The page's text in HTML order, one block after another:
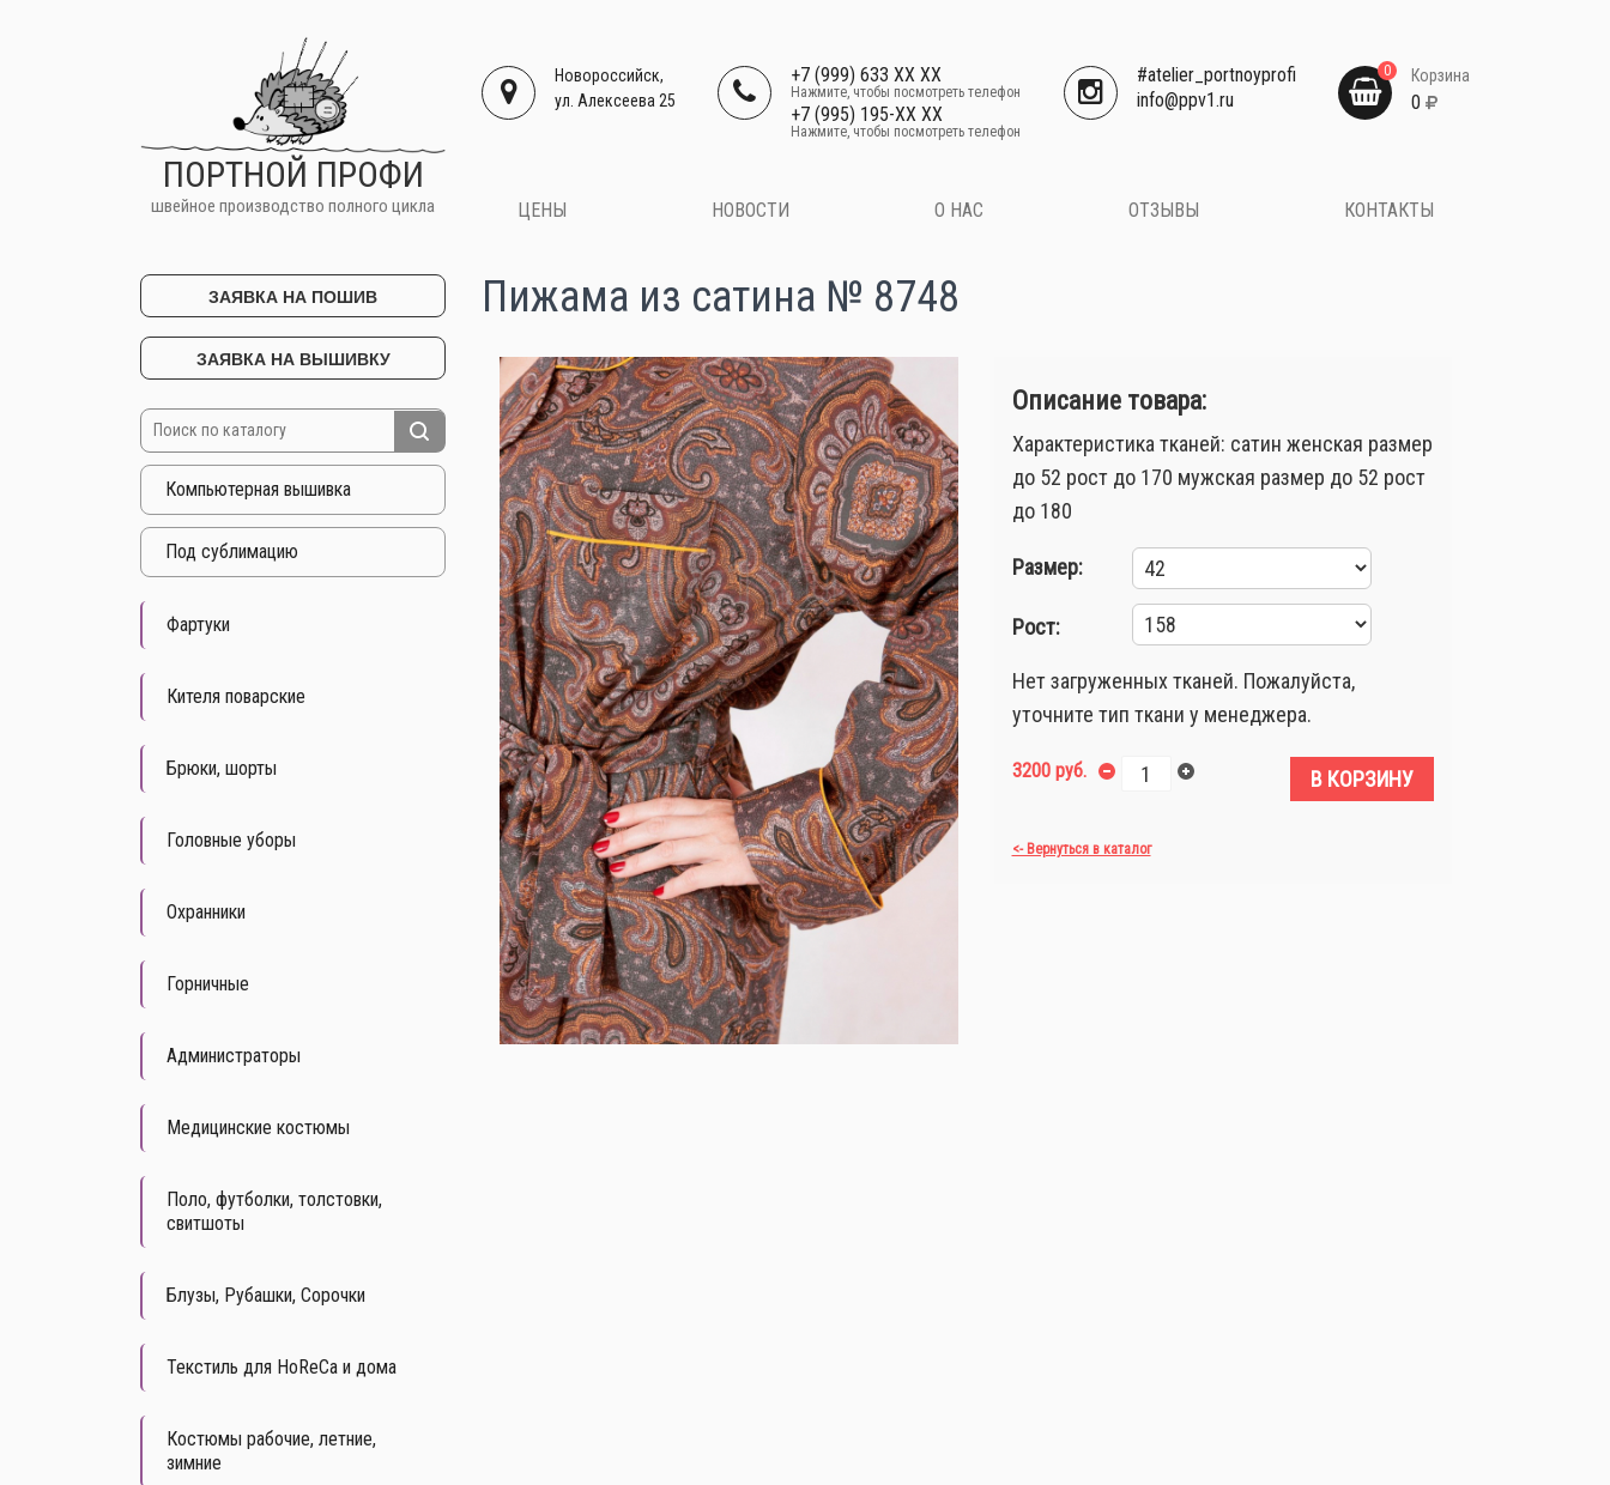
ПОРТНОЙ ПРОФИ
швейное производство полного цикла
Новороссийск,
ул. Алексеева 25
+7 (999) 633 XX XX
Нажмите, чтобы посмотреть телефон
+7 (995) 195-XX XX
Нажмите, чтобы посмотреть телефон
#atelier_portnoyprofi
​info@ppv1.ru
0 Корзина
0
ЦЕНЫ НОВОСТИ О НАС ОТЗЫВЫ КОНТАКТЫ
ЗАЯВКА НА ПОШИВ
ЗАЯВКА НА ВЫШИВКУ
Компьютерная вышивка
Под cублимацию
Фартуки
Кителя поварские
Брюки, шорты
Головные уборы
Охранники
Горничные
Администраторы
Медицинские костюмы
Поло, футболки, толстовки,
свитшоты
Блузы, Рубашки, Сорочки
Текстиль для HoReCa и дома
Костюмы рабочие, летние,
зимние
Пижама из сатина № 8748
Описание товара:
Характеристика тканей: сатин женская размер
до 52 рост до 170 мужская размер до 52 рост
до 180
Размер:
Рост:
Нет загруженных тканей. Пожалуйста,
уточните тип ткани у менеджера.
3200 руб. В КОРЗИНУ
<- Вернуться в каталог